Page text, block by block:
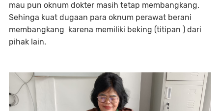
mau pun oknum dokter masih tetap membangkang.
Sehinga kuat dugaan para oknum perawat berani
membangkang karena memiliki beking (titipan ) dari
pihak lain.